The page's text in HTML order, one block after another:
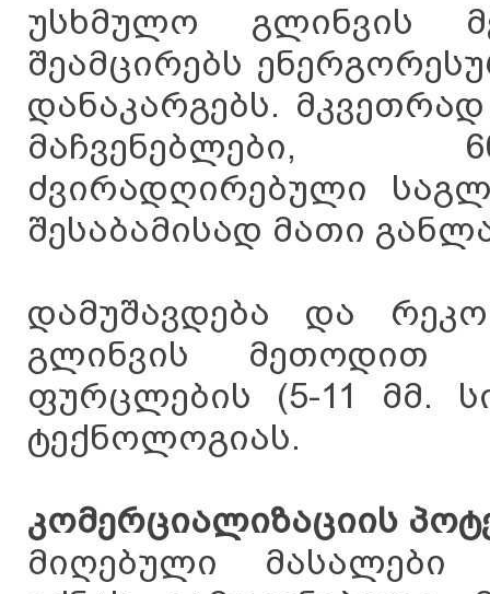
უსხმულო გლინვის
შეამცირებს
დანაკარგებს.
მაჩვენებლები,
ძვირადღირებული
შესაბამისად მათი
დამუშავდება და
გლინვის მეთოდით
ფურცლების (5-11 მმ.
ტექნოლოგიას.
კომერციალიზაციის
მიღებული მასალები